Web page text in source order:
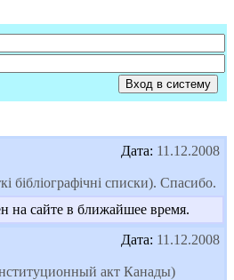
Дата: 11.12.2008
бібліографічні списки). Спасибо.
на сайте в ближайшее время.
Дата: 11.12.2008
акт Канады)